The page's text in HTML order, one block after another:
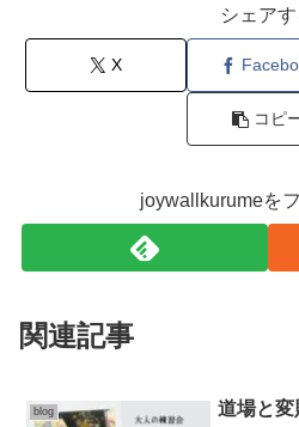
シェアす
X
コピ
joywallkurumeを
関連記事
blog 道場と変